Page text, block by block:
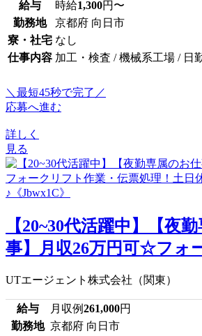
給与 時給1,300円〜
勤務地
京都府 向日市
寮・社宅 なし
仕事内容 加工・検査 / 機械系工場 / 日
＼最短45秒で完了／
応募へ進む
詳しく
見る
【20~30代活躍中】【夜
事】月収26万円可☆フォ
UTエージェント株式会社（関東）
給与 月収例261,000円
勤務地 京都府 向日市